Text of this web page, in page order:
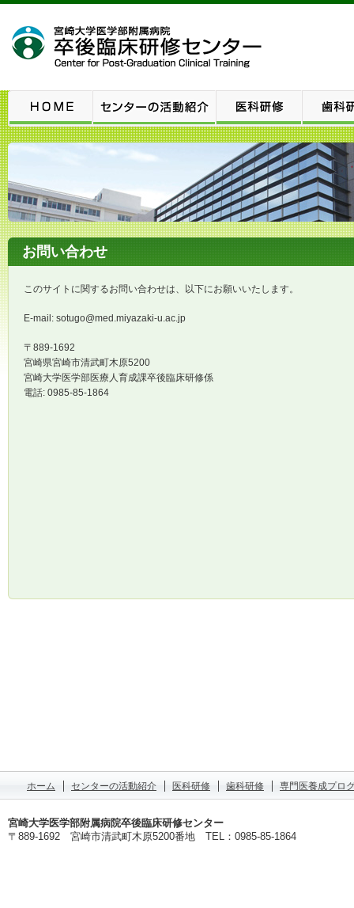
お問い合わせ
このサイトに関するお問い合わせは、以下にお願いいたします。
E-mail: sotugo@med.miyazaki-u.ac.jp
〒889-1692
宮崎県宮崎市清武町木原5200
宮崎大学医学部医療人育成課卒後臨床研修係
電話: 0985-85-1864
ホーム センターの活動紹介 医科研修 歯科研修 専門医養成プロ
宮崎大学医学部附属病院卒後臨床研修センター
〒889-1692 宮崎市清武町木原5200番地 TEL：0985-85-1864